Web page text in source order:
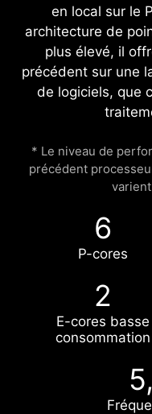
en local sur le
architecture de
plus élevé, il
précédent sur une
de logiciels, que
* Le niveau de
précédent
6
P-cores
2
E-cores basse
consommation